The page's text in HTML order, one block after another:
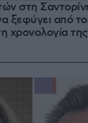
στη
ξεφύγει από
χρονολογία